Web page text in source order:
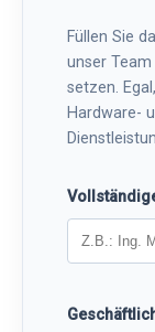
Füllen Sie
unser
setzen.
Hardware-